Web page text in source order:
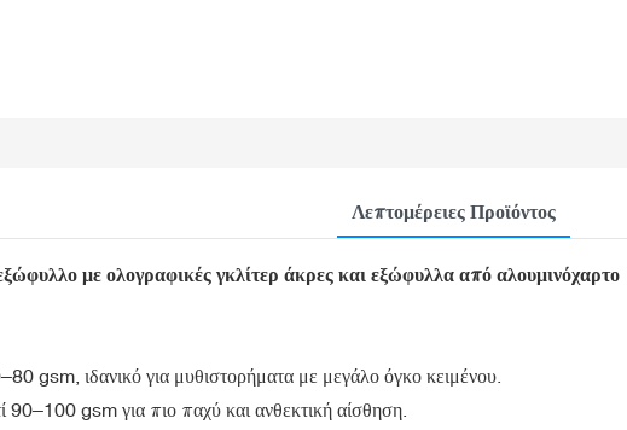
Λεπτομέρειες Προϊόντος
με ολογραφικές γκλίτερ άκρες και εξώφυλλα από αλουμινόχαρτο
gsm, ιδανικό για μυθιστορήματα με μεγάλο όγκο κειμένου.
gsm για πιο παχύ και ανθεκτική αίσθηση.